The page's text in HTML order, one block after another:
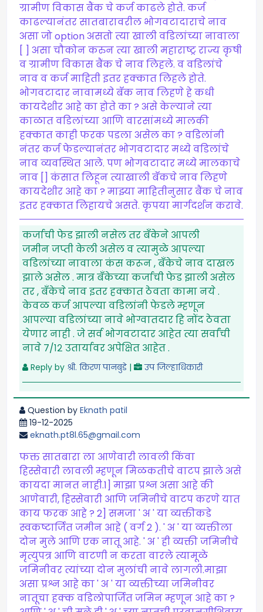
ग्रामीण विकास बैंक चे कर्ज काढले होते. कर्ज
काढल्यानंतर सातबारावरील भोगवटादाराचे नाव
असा जो option असतो त्या खाली वडिलांच्या नावाला
[ ] असा चौकोन करुन त्या खाली महाराष्ट्र राज्य कृषी
व ग्रामीण विकास बैंक चे नाव लिहले. व वडिलांचे
नाव व कर्ज माहिती इतर हक्कात लिहले होते.
भोगवटादार नावामध्ये बॅक नाव लिहणे हे कधी
कायदेशीर आहे का होते का ? असे केल्याने त्या
काळात वडिलांच्या आणि वारसांमध्ये मालकी
हक्कात काही फरक पडला असेल का ? वडिलांनी
नंतर कर्ज फेडल्यानंतर भोगवटादार मध्ये वडिलांचे
नाव व्यवस्थित आले. पण भोगवटादार मध्ये मालकाचे
नाव [] कंसात लिहून त्याखाली बॅकचे नाव लिहणे
कायदेशीर आहे का ? माझ्या माहितीनुसार बैंक चे नाव
इतर हक्कात लिहायचे असते. कृपया मार्गदर्शन करावे.
कर्जाची फेड झाली नसेल तर बँकेने आपली
जमीन जप्ती केली असेल व त्यामुळे आपल्या
वडिलांच्या नावाला कंस करून , बँकेचे नाव दाखल
झाले असेल . मात्र बँकेच्या कर्जाची फेड झाली असेल
तर , बँकेचे नाव इतर हक्कात ठेवता कामा नये .
केवळ कर्ज आपल्या वडिलांनी फेडले म्हणून
आपल्या वडिलांच्या नावे भोग्वातदार हि नोंद ठेवता
येणार नाही . जे सर्व भोगवटादार आहेत त्या सर्वांची
नावे ७/१२ उतार्यावर अपेक्षित आहेत .
Reply by श्री. किरण पानबुडे | उप जिल्हाधिकारी
Question byEknath patil
19-12-2025
eknath.pt8l.65@gmail.com
फक्त सातबारा ला आणेवारी लावली किंवा
हिस्सेवारी लावली म्हणून मिळकतीचे वाटप झाले असे
कायदा मानत नाही.1] माझा प्रश्न असा आहे की
आणेवारी, हिस्सेवारी आणि जमिनीचे वाटप करणे यात
काय फरक आहे ? 2] समजा ' अ ' या व्यक्तीकडे
स्वकष्टार्जित जमीन आहे ( वर्ग 2 ). ' अ ' या व्यक्तीला
दोन मुले आणि एक नातू आहे. ' अ ' ही व्यक्ती जमिनीचे
मृत्युपत्र आणि वाटणी न करता वारले त्यामूळे
जमिनीवर त्यांच्या दोन मुलांची नावे लागली.माझा
असा प्रश्न आहे का ' अ ' या व्यक्तीच्या जमिनीवर
नातूचा हक्क वडिलोपार्जित जमिन म्हणून आहे का ?